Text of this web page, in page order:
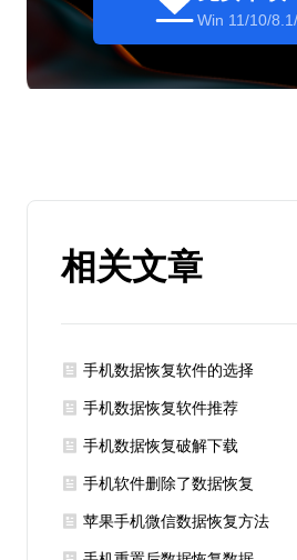
Win 11/10/
相关文章
手机数据恢复软件的选择
手机数据恢复软件推荐
手机数据恢复破解下载
手机软件删除了数据恢复
苹果手机微信数据恢复方法